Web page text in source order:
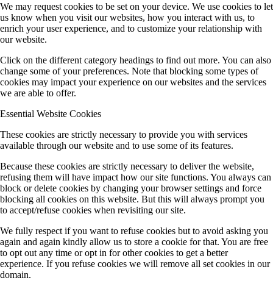
We may request cookies to be set on your device. We use cookies to let
us know when you visit our websites, how you interact with us, to
enrich your user experience, and to customize your relationship with
our website.
Click on the different category headings to find out more. You can also
change some of your preferences. Note that blocking some types of
cookies may impact your experience on our websites and the services
we are able to offer.
Essential Website Cookies
These cookies are strictly necessary to provide you with services
available through our website and to use some of its features.
Because these cookies are strictly necessary to deliver the website,
refusing them will have impact how our site functions. You always can
block or delete cookies by changing your browser settings and force
blocking all cookies on this website. But this will always prompt you
to accept/refuse cookies when revisiting our site.
We fully respect if you want to refuse cookies but to avoid asking you
again and again kindly allow us to store a cookie for that. You are free
to opt out any time or opt in for other cookies to get a better
experience. If you refuse cookies we will remove all set cookies in our
domain.